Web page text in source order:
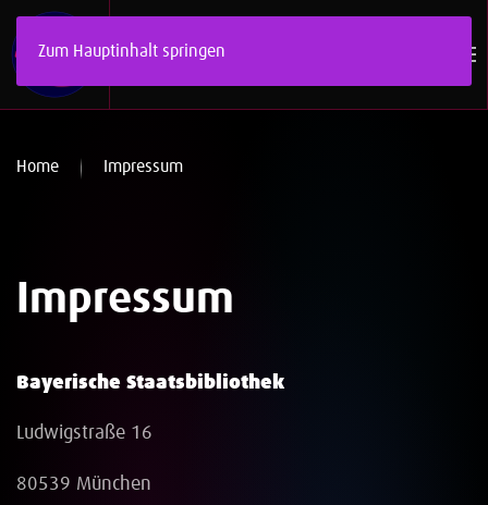
Zum Hauptinhalt springen
Home Impressum
Impressum
Bayerische Staatsbibliothek
Ludwigstraße 16
80539 München